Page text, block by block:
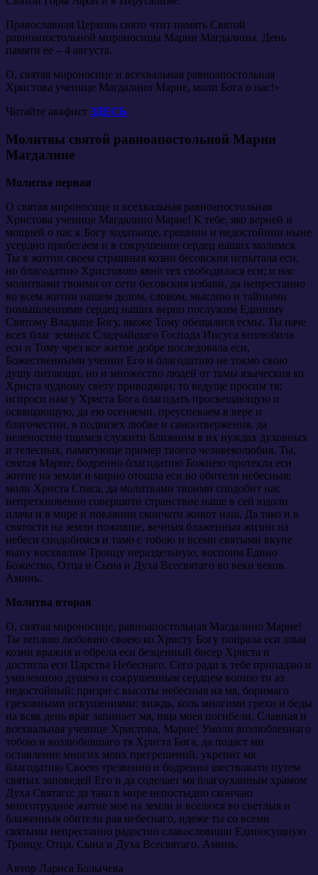
Православная Церковь свято чтит память Святой
равноапостольной мироносицы Марии Магдалины. День
памяти ее – 4 августа.
О, святая мироносице и всехвальная равноапостольная
Христова ученице Магдалино Марие, моли Бога о нас!»
Читайте акафист ЗДЕСЬ
Молитвы святой равноапостольной Марии
Магдалине
Молитва первая
О святая мироносице и всехвальная равноапостольная
Христова ученице Магдалино Марие! К тебе, яко верней и
мощней о нас к Богу ходатаице, грешнии и недостойнии ныне
усердно прибегаем и в сокрушении сердец наших молимся.
Ты в житии своем страшныя козни бесовския испытала еси,
но благодатию Христовою явно тех свободилася еси; и нас
молитвами твоими от сети бесовския избави, да непрестанно
во всем житии нашем делом, словом, мыслию и тайными
помышлениями сердец наших верно послужим Единому
Святому Владыце Богу, якоже Тому обещалися есмы. Ты паче
всех благ земных Сладчайшаго Господа Иисуса возлюбила
еси и Тому чрез все житие добре последовала еси,
Божественными учении Его и благодатию не токмо свою
душу питающи, но и множество людей от тьмы языческия ко
Христа чудному свету приводящи; то ведуще просим тя:
испроси нам у Христа Бога благодать просвещающую и
освящающую, да ею осеняеми, преуспеваем в вере и
благочестии, в подвизех любве и самоотвержения, да
неленостно тщимся служити ближним в их нуждах духовных
и телесных, памятующе пример твоего человеколюбия. Ты,
святая Марие, бодренно благодатию Божиею протекла еси
житие на земли и мирно отошла еси во обители небесныя;
моли Христа Спаса, да молитвами твоими сподобит нас
непреткновенно совершити странствие наше в сей юдоли
плача и в мире и покаянии скончати живот наш, Да тако и в
святости на земли поживше, вечныя блаженныя жизни на
небеси сподобимся и тамо с тобою и всеми святыми вкупе
выну восхвалим Троицу нераздельную, воспоим Едино
Божество, Отца и Сына и Духа Всесвятаго во веки веков.
Аминь.
Молитва вторая
О, святая мироносице, равноапостольная Магдалино Марие!
Ты теплою любовию своею ко Христу Богу попрала еси злыя
козни вражия и обрела еси безценный бисер Христа и
достигла еси Царства Небеснаго. Сего ради к тебе припадаю и
умиленною душею и сокрушенным сердцем вопию ти аз
недостойный: призри с высоты небесныя на мя, боримаго
греховными искушениями; виждь, коль многими грехи и беды
на всяк день враг запинает мя, ища моея погибели. Славная и
всехвальная ученице Христова, Марие! Умоли возлюбленнаго
тобою и возлюбившаго тя Христа Бога, да подаст ми
оставление многих моих прегрешений, укрепит мя
благодатию Своею трезвенно и бодренно шествовати путем
святых заповедей Его и да соделает мя благоуханным храмом
Духа Святаго: да тако в мире непостыдно скончаю
многотрудное житие мое на земли и вселюся во светлыя и
блаженныя обители рая небеснаго, идеже ты со всеми
святыми непрестанно радостно славословиши Единосущную
Троицу, Отца, Сына и Духа Всесвятаго. Аминь.
Автор Лариса Болычева